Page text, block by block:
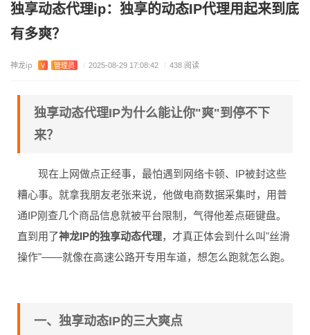
独享动态代理ip：独享的动态IP代理用起来到底
有多爽？
神龙ip V 管理员 / 2025-08-29 17:08:42 / 438 阅读
独享动态代理IP为什么能让你"爽"到停不下
来？
现在上网做点正经事，最怕遇到网络卡顿、IP被封这些
糟心事。就拿我朋友老张来说，他做电商数据采集时，用普
通IP刚查几个商品信息就被平台限制，气得他差点砸键盘。
直到用了神龙IP的独享动态代理，才真正体会到什么叫"丝滑
操作"——就像在高速公路开专用车道，想怎么跑就怎么跑。
一、独享动态IP的三大爽点